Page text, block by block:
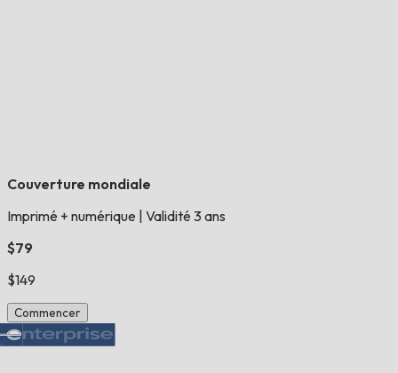
Couverture mondiale
Imprimé + numérique Validité 3 ans
$79
$149
Commencer